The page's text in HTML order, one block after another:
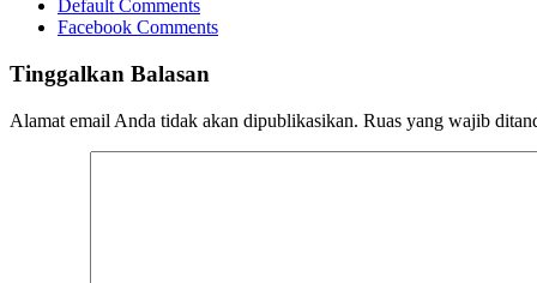
Default Comments
Facebook Comments
Tinggalkan Balasan
Alamat email Anda tidak akan dipublikasikan. Ruas yang wajib